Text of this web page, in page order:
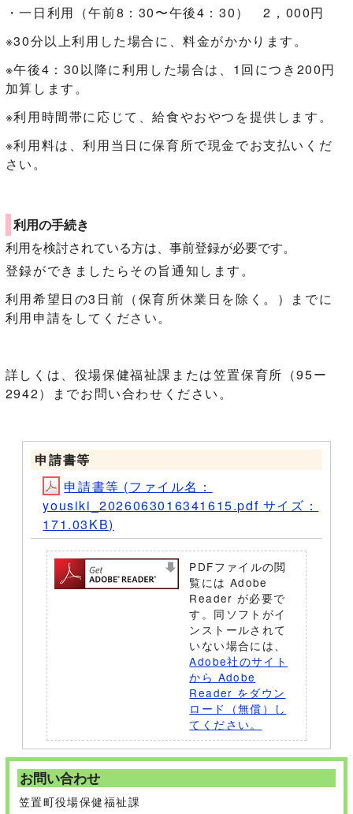
・一日利用（午前8：30〜午後4：30） 2，000円
※30分以上利用した場合に、料金がかかります。
※午後4：30以降に利用した場合は、1回につき200円
加算します。
※利用時間帯に応じて、給食やおやつを提供します。
※利用料は、利用当日に保育所で現金でお支払いくだ
さい。
利用の手続き
利用を検討されている方は、事前登録が必要です。
登録ができましたらその旨通知します。
利用希望日の3日前（保育所休業日を除く。）までに
利用申請をしてください。
詳しくは、役場保健福祉課または笠置保育所（95ー
2942）までお問い合わせください。
申請書等
申請書等 (ファイル名：
yousiki_2026063016341615.pdf サイズ：
171.03KB)
PDFファイルの閲
覧には Adobe
Reader が必要で
す。同ソフトがイ
ンストールされて
いない場合には、
Adobe社のサイト
から Adobe
Reader をダウン
ロード（無償）し
てください。
お問い合わせ
笠置町役場保健福祉課